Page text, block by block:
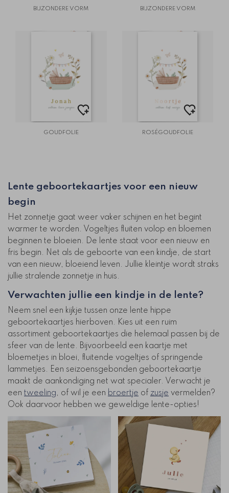
BIJZONDERE VORM BIJZONDERE VORM
GOUDFOLIE ROSÉGOUDFOLIE
Lente geboortekaartjes voor een nieuw
begin
Het zonnetje gaat weer vaker schijnen en het begint
warmer te worden. Vogeltjes fluiten volop en bloemen
beginnen te bloeien. De lente staat voor een nieuw en
fris begin. Net als de geboorte van een kindje, de start
van een nieuw, bloeiend leven. Jullie kleintje wordt straks
jullie stralende zonnetje in huis.
Verwachten jullie een kindje in de lente?
Neem snel een kijkje tussen onze lente hippe
geboortekaartjes hierboven. Kies uit een ruim
assortiment geboortekaartjes die helemaal passen bij de
sfeer van de lente. Bijvoorbeeld een kaartje met
bloemetjes in bloei, fluitende vogeltjes of springende
lammetjes. Een seizoensgebonden geboortekaartje
maakt de aankondiging net wat specialer. Verwacht je
een tweeling, of wil je een broertje of zusje vermelden?
Ook daarvoor hebben we geweldige lente-opties!